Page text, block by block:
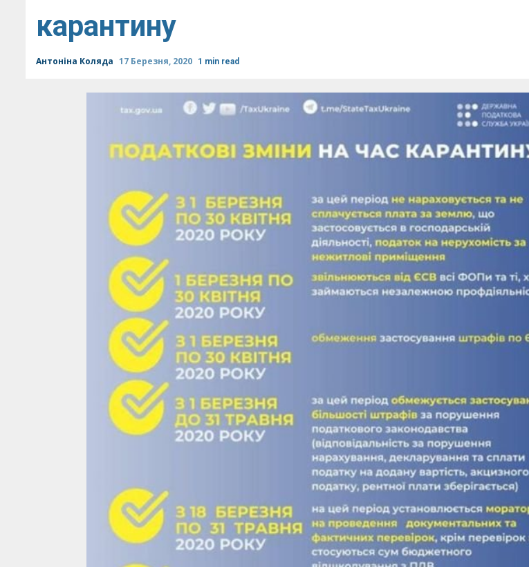
карантину
Антоніна Коляда 17 Березня, 2020 1 min read